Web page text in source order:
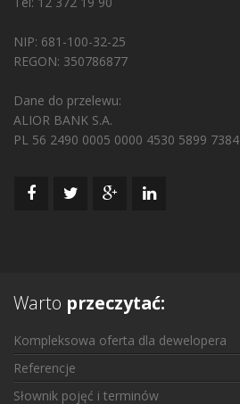
NIP: 681-100-32-25
REGON: 350786877
Dane do przelewu:
ALIOR BANK S.A.
PL 56 2490 0005 0000 4530 5899 7384
Warto przeczytać:
Kompleksowa oferta dla dewelopera
Referencje
Słownik pojęć i terminów